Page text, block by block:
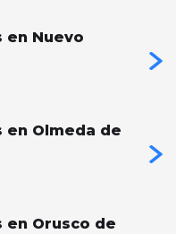
en Nuevo
en Olmeda de
en Orusco de